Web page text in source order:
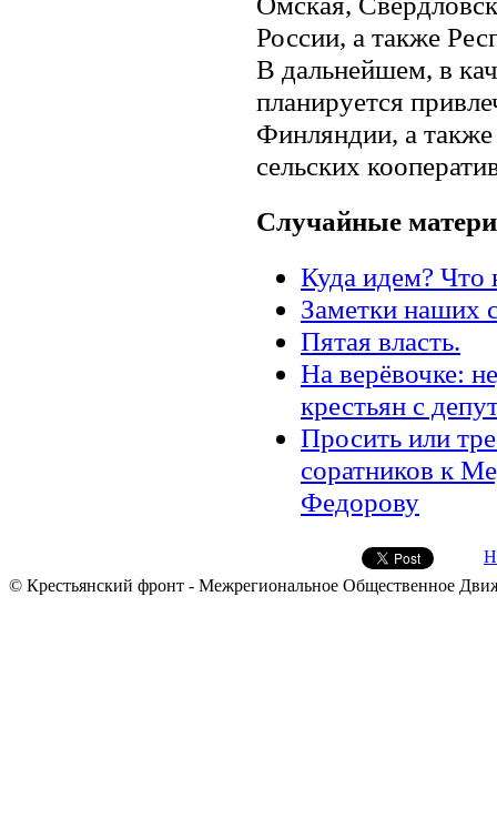
России, а также
В дальнейшем, в
планируется
Финляндии, а также
сельских
Случайные
Куда идем?
Заметки наших
Пятая власть.
На верёвочке:
крестьян с
Просить или
соратников к
Федорову
© Крестьянский фронт - Межрегиональное Общественное